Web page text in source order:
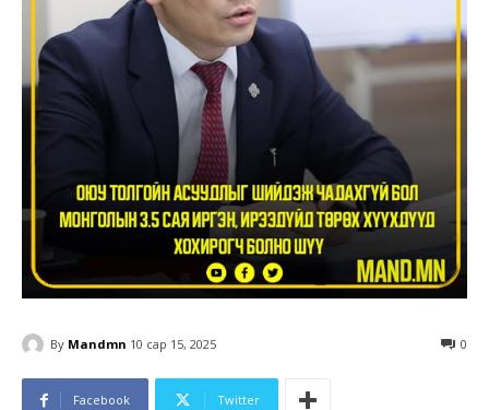
By Mandmn 10 сар 15, 2025 0
Facebook Twitter